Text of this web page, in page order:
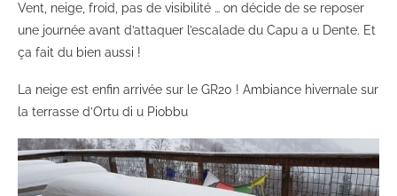
Vent, neige, froid, pas de visibilité … on décide de se reposer
une journée avant d’attaquer l’escalade du Capu a u Dente. Et
ça fait du bien aussi !
La neige est enfin arrivée sur le GR20 ! Ambiance hivernale sur
la terrasse d’Ortu di u Piobbu